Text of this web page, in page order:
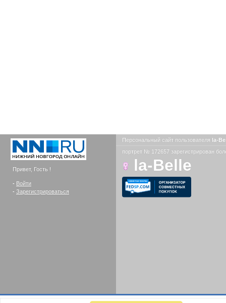
Привет, Гость !
- Войти
- Зарегистрироваться
Персональный сайт пользователя la-
портрет № 172657 зарегистрирован
la-Belle